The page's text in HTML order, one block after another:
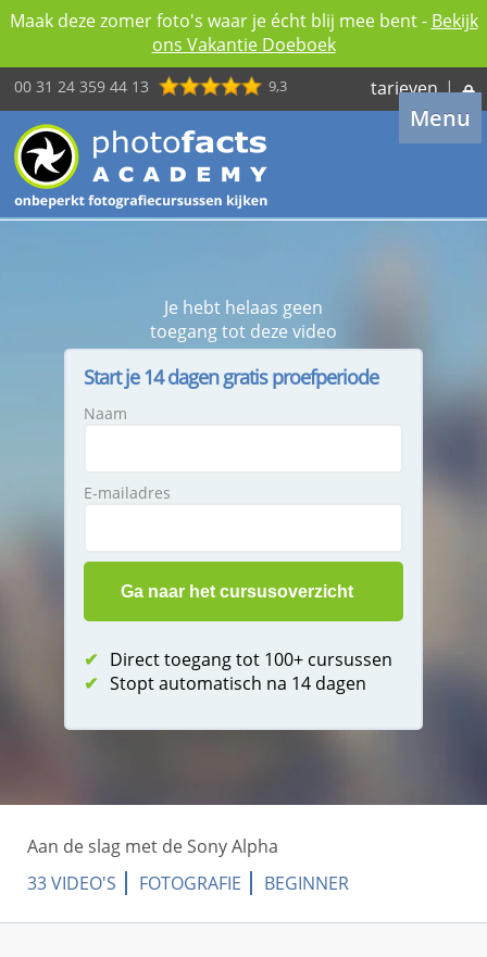
Maak deze zomer foto's waar je écht blij mee bent - Bekijk
ons Vakantie Doeboek
00 31 24 359 44 13 9,3 tarieven |
Menu
Je hebt helaas geen
toegang tot deze video
Start je 14 dagen gratis proefperiode
Naam
E-mailadres
✔ Direct toegang tot 100+ cursussen
✔ Stopt automatisch na 14 dagen
Aan de slag met de Sony Alpha
33 VIDEO'S
FOTOGRAFIE BEGINNER